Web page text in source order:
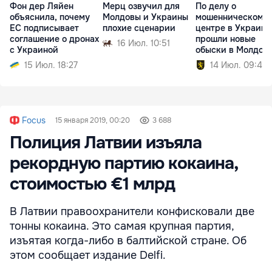
Фон дер Ляйен
объяснила, почему
ЕС подписывает
соглашение о дронах
с Украиной
15 Июл. 18:27
Мерц озвучил для
Молдовы и Украины
плохие сценарии
16 Июл. 10:51
По делу о
мошенническом
центре в Украине
прошли новые
обыски в
14 Июл. 09:40
Focus 15 января 2019, 00:20 3 688
Полиция Латвии изъяла
рекордную партию кокаина,
стоимостью €1 млрд
В Латвии правоохранители конфисковали две
тонны кокаина. Это самая крупная партия,
изъятая когда-либо в балтийской стране. Об
этом сообщает издание Delfi.